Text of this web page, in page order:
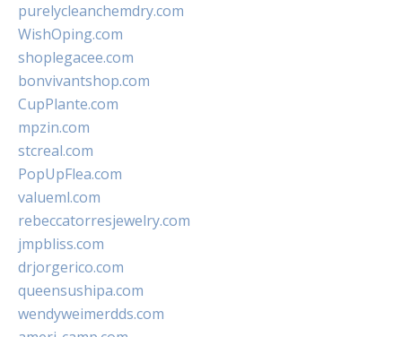
purelycleanchemdry.com
WishOping.com
shoplegacee.com
bonvivantshop.com
CupPlante.com
mpzin.com
stcreal.com
PopUpFlea.com
valueml.com
rebeccatorresjewelry.com
jmpbliss.com
drjorgerico.com
queensushipa.com
wendyweimerdds.com